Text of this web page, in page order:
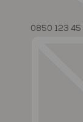
0850 123 45